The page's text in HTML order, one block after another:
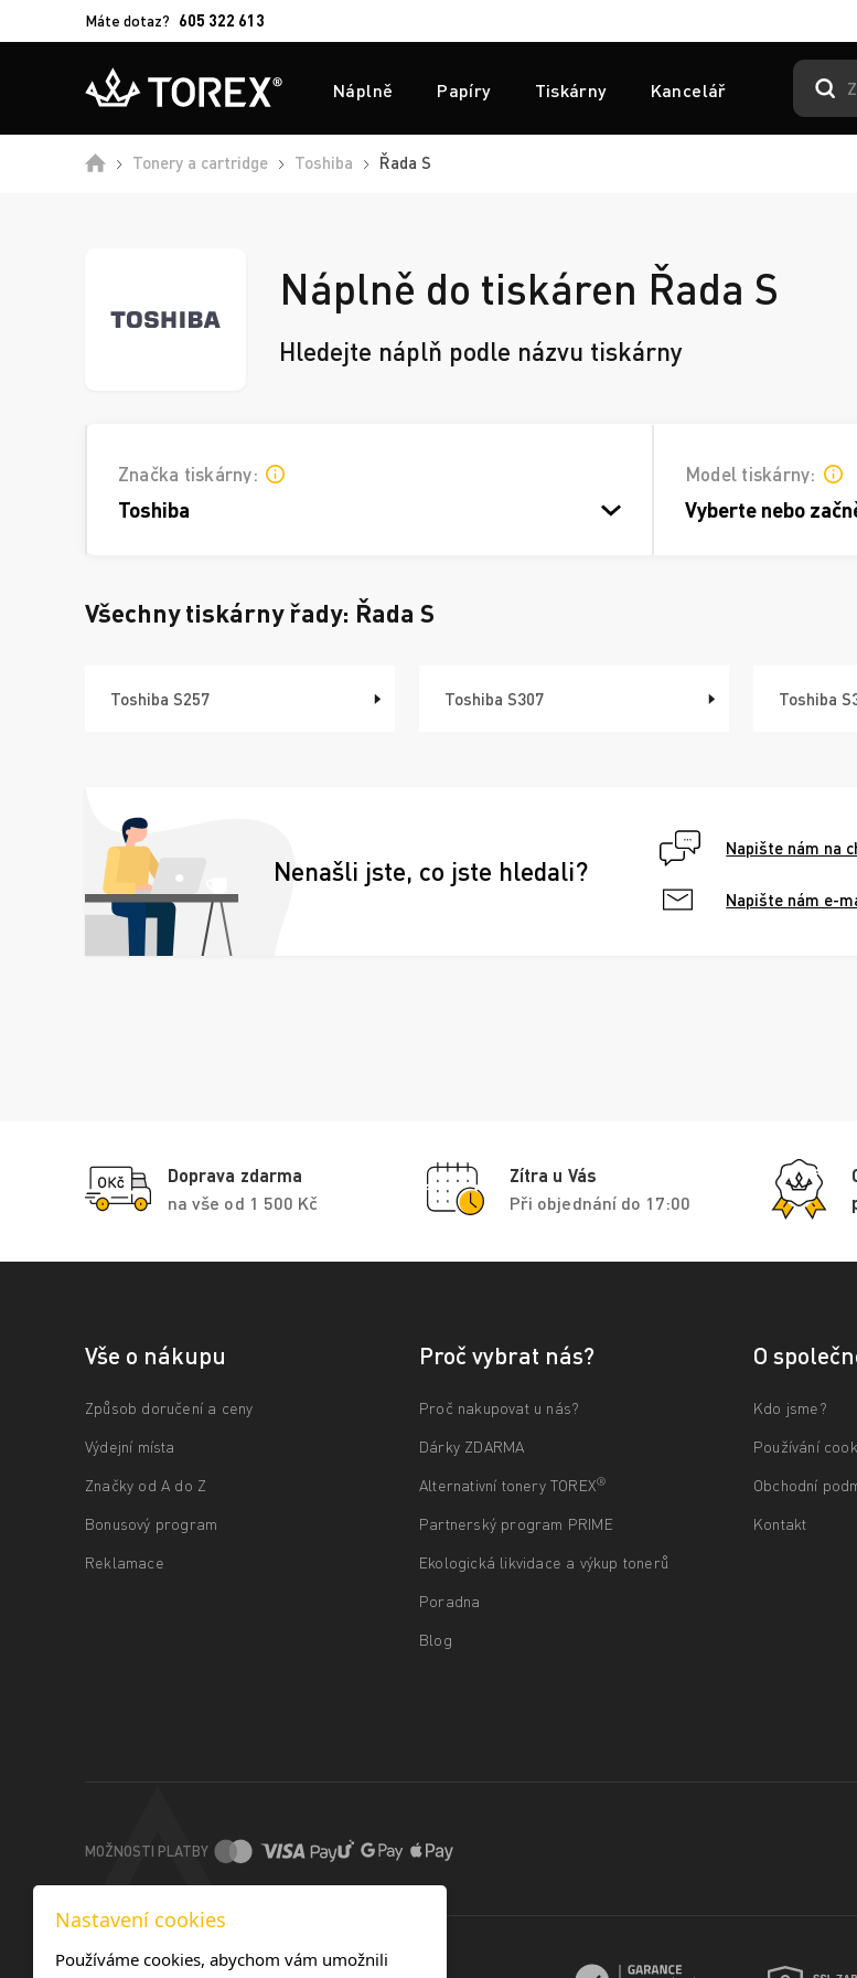
Máte dotaz? 605 322 613
Náplně Papíry Tiskárny Kancelář
DomůTonery a cartridge Toshiba Řada S
Náplně do tiskáren Řada S
Hledejte náplň podle názvu tiskárny
Značka tiskárny:
Toshiba
Model tiskárny:
Vyberte nebo
Všechny tiskárny řady: Řada S
Toshiba S257 Toshiba S307 Toshiba
Nenašli jste, co jste hledali?
Napište nám na
Napište nám e-
Doprava zdarma
na vše od 1 500 Kč
Zítra u Vás
Při objednání do 17:00
Vše o nákupu
Způsob doručení a ceny
Výdejní místa
Značky od A do Z
Bonusový program
Reklamace
Proč vybrat nás?
Proč nakupovat u nás?
Dárky ZDARMA
Alternativní tonery TOREX®
Partnerský program PRIME
Ekologická likvidace a výkup tonerů
Poradna
Blog
O
Kdo jsme?
Používání
Obchodní
Kontakt
MOŽNOSTI PLATBY
Nastavení cookies
Používáme cookies, abychom vám umožnili